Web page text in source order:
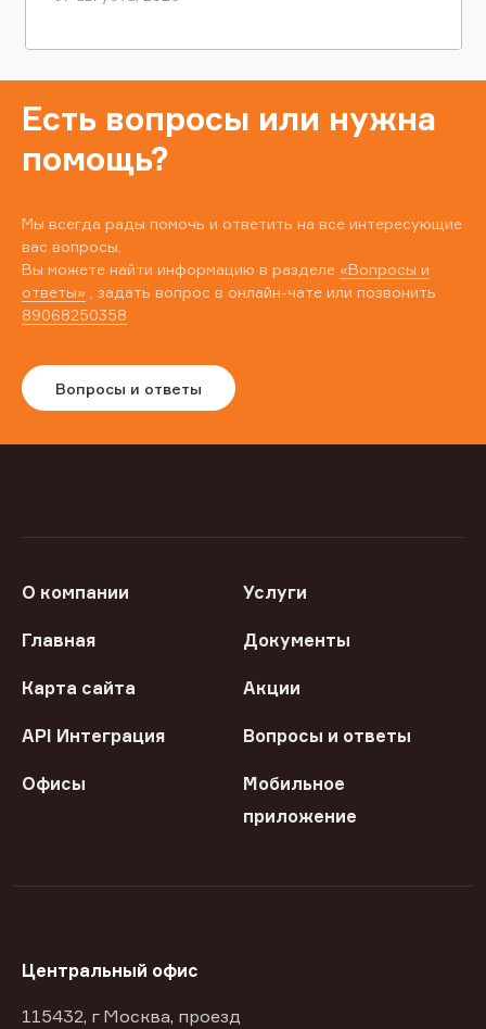
Есть вопросы или нужна
помощь?
Мы всегда рады помочь и ответить на все интересующие
вас вопросы.
Вы можете найти информацию в разделе «Вопросы и
ответы» , задать вопрос в онлайн-чате или позвонить
89068250358
Вопросы и ответы
О компании Услуги
Главная Документы
Карта сайта Акции
API Интеграция Вопросы и ответы
Офисы
Мобильное
приложение
Центральный офис
115432, г Москва, проезд